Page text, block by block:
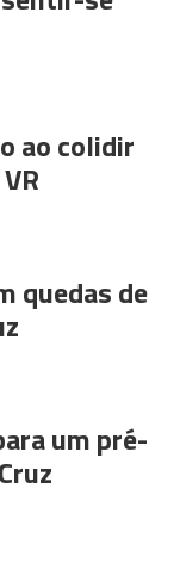
ao colidir
quedas de
um pré-